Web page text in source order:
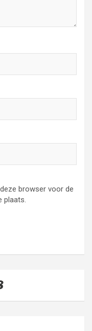
browser voor de
plaats.